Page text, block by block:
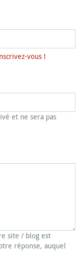
vous !
et ne sera pas
site / blog est
réponse, auquel